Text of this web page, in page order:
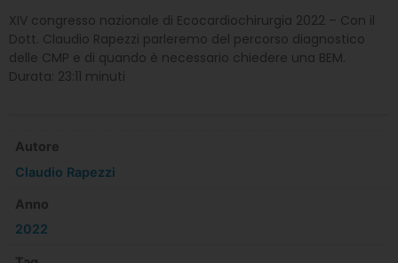
XIV congresso nazionale di Ecocardiochirurgia 2022 – Con il
Dott. Claudio Rapezzi parleremo del percorso diagnostico
delle CMP e di quando è necessario chiedere una BEM.
Durata: 23:11 minuti
Autore
Claudio Rapezzi
Anno
2022